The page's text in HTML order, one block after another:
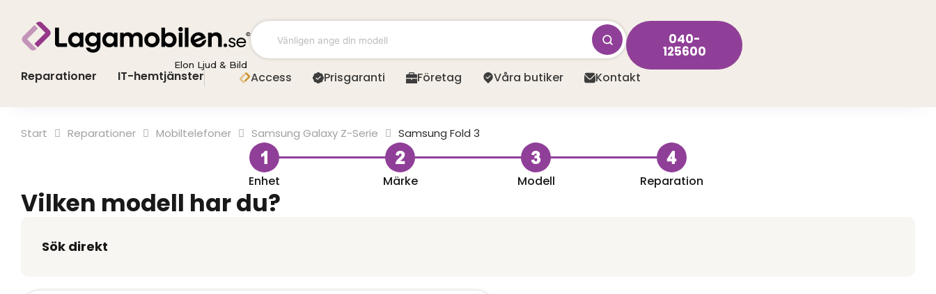
innehåll
Elon Ljud & Bild
040-
125600
Reparationer IT-hemtjänster Access Prisgaranti Företag Våra butiker Kontakt
Start Mobiltelefoner Samsung Galaxy Z-Serie Samsung Fold 3
Enhet Märke Modell Reparation
Vilken modell har du?
Sök direkt